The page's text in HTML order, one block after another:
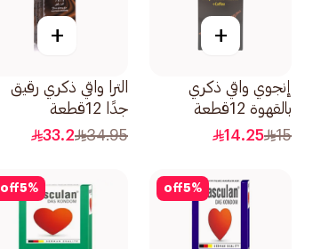
+
إنجوي واقي ذكري
بالقهوة 12قطعة
15
14.25
+
الترا واقي ذكري رقيق
جدًا 12قطعة
34.95
33.2
5%
off
5%
off